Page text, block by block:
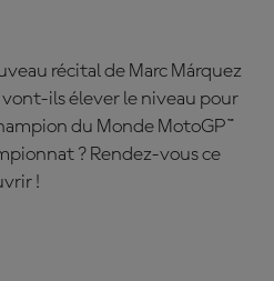
récital de Marc Márquez
vont-ils élever le niveau pour
du Monde MotoGP™
? Rendez-vous ce
!